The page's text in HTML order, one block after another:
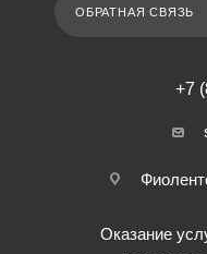
ОБРАТНАЯ СВЯЗЬ
+7
Оказание